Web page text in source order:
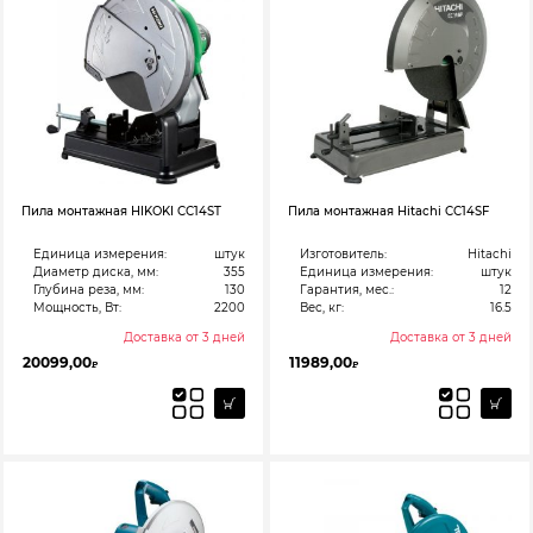
Пила монтажная HIKOKI CC14ST
Единица измерения:
штук
Диаметр диска, мм:
355
Глубина реза, мм:
130
Мощность, Вт:
2200
Доставка от 3 дней
20099,00₽
Пила монтажная Hitachi CC14SF
Изготовитель:
Hitachi
Единица измерения:
штук
Гарантия, мес.:
12
Вес, кг:
16.5
Доставка от 3 дней
11989,00₽